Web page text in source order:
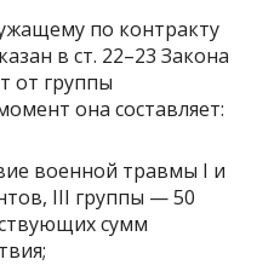
по контракту
в ст. 22–23 Закона
от группы
она составляет:
военной травмы I и
III группы — 50
сумм